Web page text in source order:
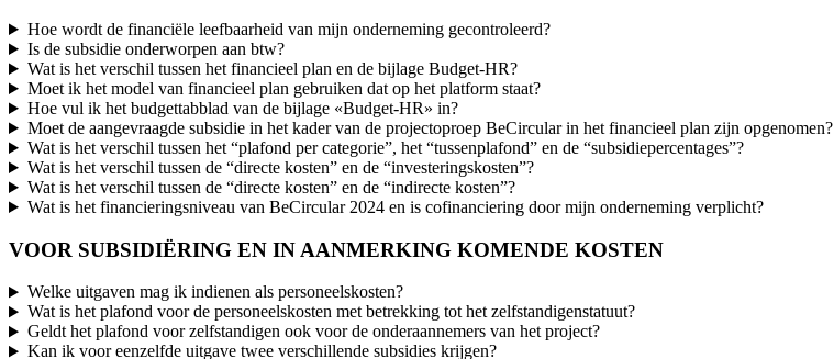
Hoe wordt de financiële leefbaarheid van mijn onderneming gecontroleerd?
Is de subsidie onderworpen aan btw?
Wat is het verschil tussen het financieel plan en de bijlage Budget-HR?
Moet ik het model van financieel plan gebruiken dat op het platform staat?
Hoe vul ik het budgettabblad van de bijlage «Budget-HR» in?
Moet de aangevraagde subsidie in het kader van de projectoproep BeCircular in het financieel plan zijn opgenomen?
Wat is het verschil tussen het “plafond per categorie”, het “tussenplafond” en de “subsidiepercentages”?
Wat is het verschil tussen de “directe kosten” en de “investeringskosten”?
Wat is het verschil tussen de “directe kosten” en de “indirecte kosten”?
Wat is het financieringsniveau van BeCircular 2024 en is cofinanciering door mijn onderneming verplicht?
VOOR SUBSIDIËRING EN IN AANMERKING KOMENDE KOSTEN
Welke uitgaven mag ik indienen als personeelskosten?
Wat is het plafond voor de personeelskosten met betrekking tot het zelfstandigenstatuut?
Geldt het plafond voor zelfstandigen ook voor de onderaannemers van het project?
Kan ik voor eenzelfde uitgave twee verschillende subsidies krijgen?